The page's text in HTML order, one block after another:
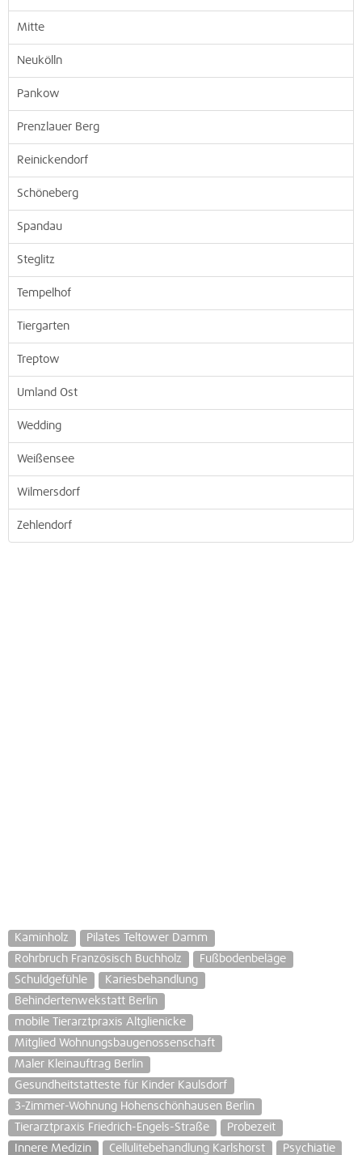
Mitte
Neukölln
Pankow
Prenzlauer Berg
Reinickendorf
Schöneberg
Spandau
Steglitz
Tempelhof
Tiergarten
Treptow
Umland Ost
Wedding
Weißensee
Wilmersdorf
Zehlendorf
Kaminholz
Pilates Teltower Damm
Rohrbruch Französisch Buchholz
Fußbodenbeläge
Schuldgefühle
Kariesbehandlung
Behindertenwekstatt Berlin
mobile Tierarztpraxis Altglienicke
Mitglied Wohnungsbaugenossenschaft
Maler Kleinauftrag Berlin
Gesundheitstatteste für Kinder Kaulsdorf
3-Zimmer-Wohnung Hohenschönhausen Berlin
Tierarztpraxis Friedrich-Engels-Straße
Probezeit
Innere Medizin
Cellulitebehandlung Karlshorst
Psychiatie